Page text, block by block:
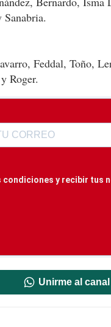
Feddal, Toño,
Roger.
condiciones y recibir tus
Unirme al